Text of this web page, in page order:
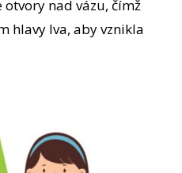
nad vázu, čímž
hlavy lva, aby vznikla